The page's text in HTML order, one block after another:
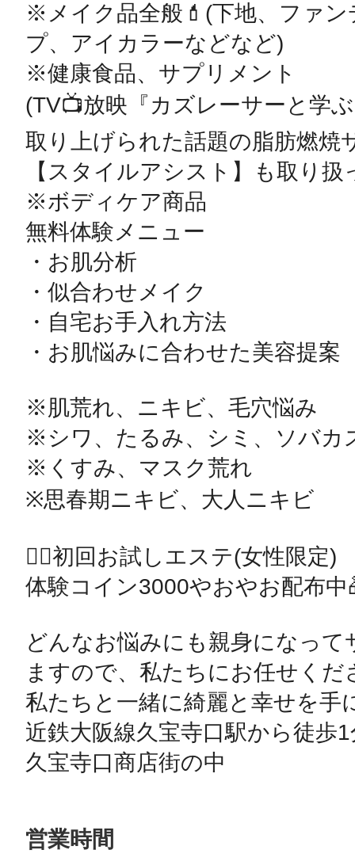
※メイク品全般💄(下地、ファ
プ、アイカラーなどなど)
※健康食品、サプリメント
(TV📺放映『カズレーサーと学
取り上げられた話題の脂肪燃焼
【スタイルアシスト】も取り
※ボディケア商品
無料体験メニュー
・お肌分析
・似合わせメイク
・自宅お手入れ方法
・お肌悩みに合わせた美容提案
※肌荒れ、ニキビ、毛穴悩み
※シワ、たるみ、シミ、ソバカ
※くすみ、マスク荒れ
※思春期ニキビ、大人ニキビ
💆‍♀️初回お試しエステ(女性限定)
体験コイン3000やおやお配布中
どんなお悩みにも親身になっ
ますので、私たちにお任せくだ
私たちと一緒に綺麗と幸せを手
近鉄大阪線久宝寺口駅から徒歩1
営業時間